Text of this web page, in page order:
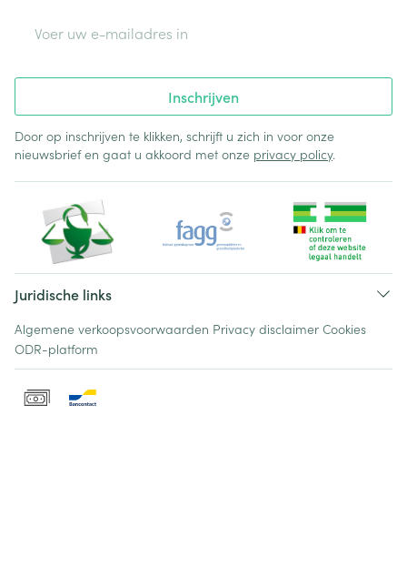
Inschrijven
Door op inschrijven te klikken, schrijft u zich in voor onze
nieuwsbrief en gaat u akkoord met onze privacy policy.
Juridische links
Algemene verkoopsvoorwaarden Privacy disclaimer Cookies
ODR-platform